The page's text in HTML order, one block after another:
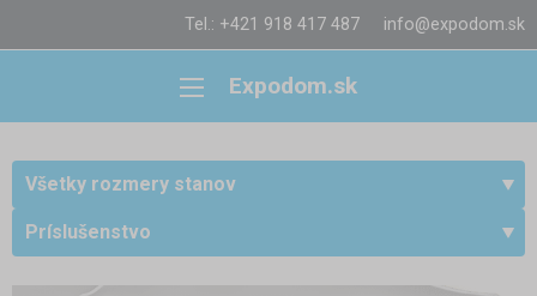
Tel.: +421 918 417 487 info@expodom.sk
Expodom.sk
Všetky rozmery stanov
Príslušenstvo